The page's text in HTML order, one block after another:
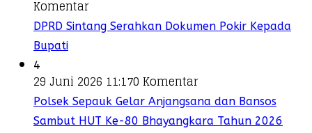
Komentar
DPRD Sintang Serahkan Dokumen Pokir Kepada
Bupati
4
29 Juni 2026 11:170 Komentar
Polsek Sepauk Gelar Anjangsana dan Bansos
Sambut HUT Ke-80 Bhayangkara Tahun 2026